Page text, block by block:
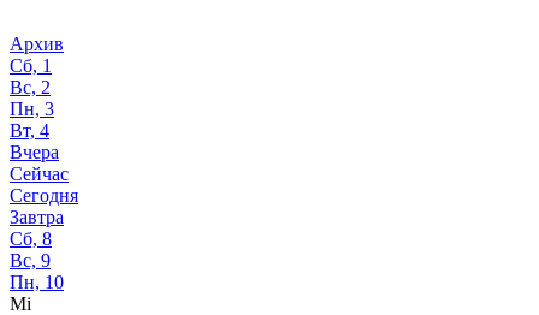
Архив
Сб, 1
Вс, 2
Пн, 3
Вт, 4
Вчера
Сейчас
Сегодня
Завтра
Сб, 8
Вс, 9
Пн, 10
Mi